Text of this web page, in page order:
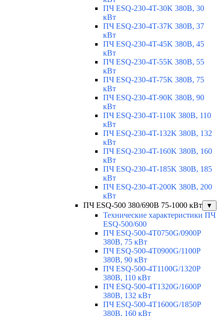
ПЧ ESQ-230-4T-30K 380В, 30
кВт
ПЧ ESQ-230-4T-37K 380В, 37
кВт
ПЧ ESQ-230-4T-45K 380В, 45
кВт
ПЧ ESQ-230-4T-55K 380В, 55
кВт
ПЧ ESQ-230-4T-75K 380В, 75
кВт
ПЧ ESQ-230-4T-90K 380В, 90
кВт
ПЧ ESQ-230-4T-110K 380В, 110
кВт
ПЧ ESQ-230-4T-132K 380В, 132
кВт
ПЧ ESQ-230-4T-160K 380В, 160
кВт
ПЧ ESQ-230-4T-185K 380В, 185
кВт
ПЧ ESQ-230-4T-200K 380В, 200
кВт
ПЧ ESQ-500 380/690В 75-1000 кВт
▼
Технические характеристики ПЧ
ESQ-500/600
ПЧ ESQ-500-4T0750G/0900P
380В, 75 кВт
ПЧ ESQ-500-4T0900G/1100P
380В, 90 кВт
ПЧ ESQ-500-4T1100G/1320P
380В, 110 кВт
ПЧ ESQ-500-4T1320G/1600P
380В, 132 кВт
ПЧ ESQ-500-4T1600G/1850P
380В, 160 кВт